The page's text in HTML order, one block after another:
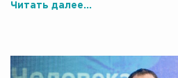
Читать далее...